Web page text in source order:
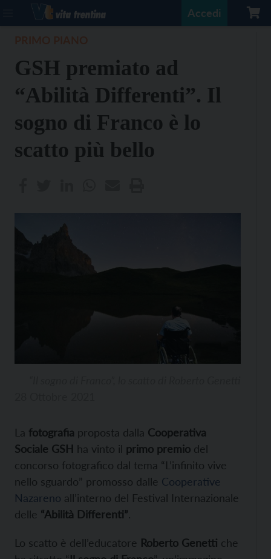
Accedi
GSH premiato ad
“Abilità Differenti”. Il
sogno di Franco è lo
scatto più bello
La fotografia proposta dalla Cooperativa
Sociale GSH ha vinto il primo premio del
concorso fotografico dal tema “L’infinito vive
nello sguardo” promosso dalle Cooperative
Nazareno all’interno del Festival Internazionale
delle “Abilità Differenti”.
Lo scatto è dell’educatore Roberto Genetti che